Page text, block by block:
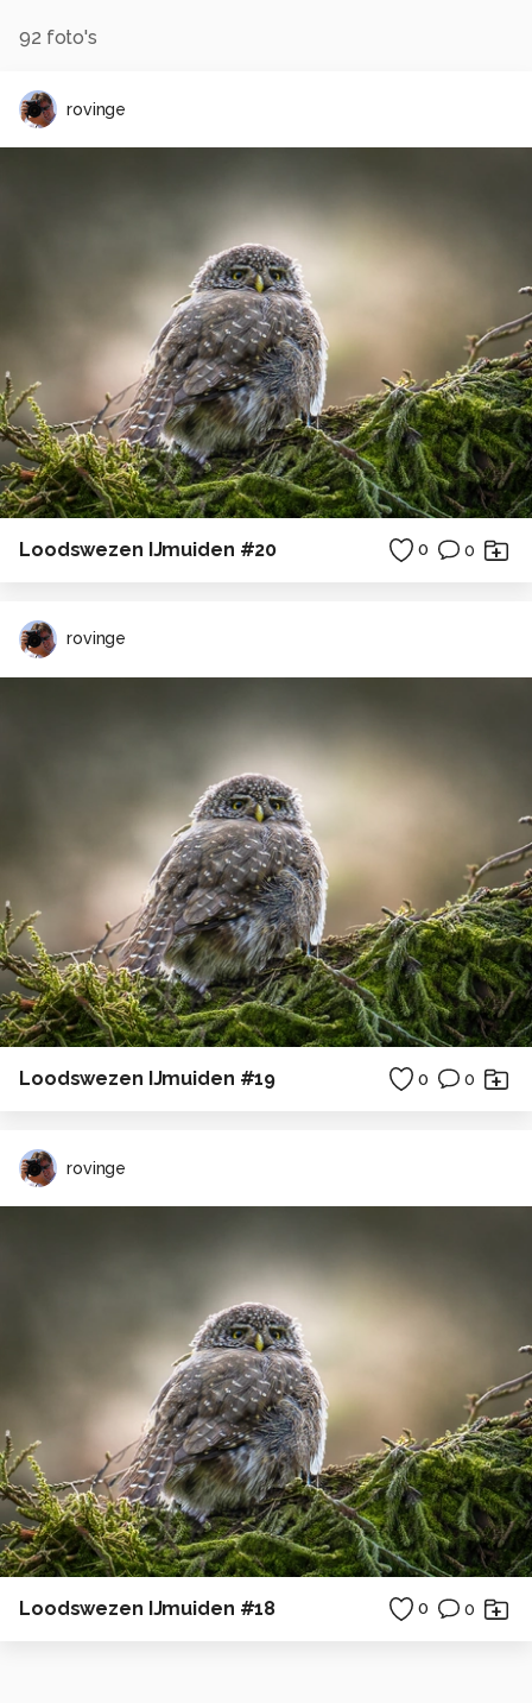
92 foto's
rovinge
Loodswezen IJmuiden #20 0 0
rovinge
Loodswezen IJmuiden #19 0 0
rovinge
Loodswezen IJmuiden #18 0 0